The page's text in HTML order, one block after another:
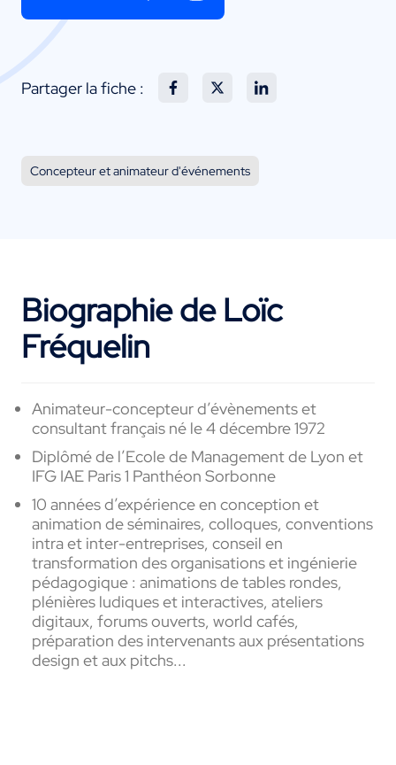
Partager la fiche :
Concepteur et animateur d'événements
Biographie de Loïc
Fréquelin
Animateur-concepteur d’évènements et
consultant français né le 4 décembre 1972
Diplômé de l’Ecole de Management de Lyon et
IFG IAE Paris 1 Panthéon Sorbonne
10 années d’expérience en conception et
animation de séminaires, colloques, conventions
intra et inter-entreprises, conseil en
transformation des organisations et ingénierie
pédagogique : animations de tables rondes,
plénières ludiques et interactives, ateliers
digitaux, forums ouverts, world cafés,
préparation des intervenants aux présentations
design et aux pitchs...